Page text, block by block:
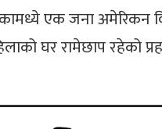
एक जना अमेरिकन
घर रामेछाप रहेको